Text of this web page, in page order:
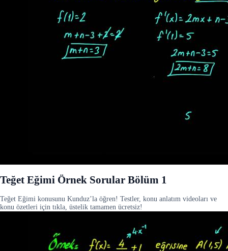
Teğet Eğimi Örnek Sorular Bölüm 1
Teğet Eğimi konusunu Kunduz’la öğren! Testler, konu anlatım videoları ve
konu özetleri için tıkla, üstelik tamamen ücretsiz!